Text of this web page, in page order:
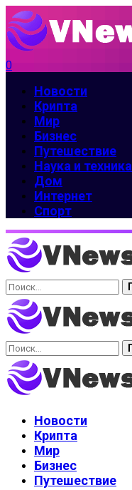
0
Новости
Крипта
Мир
Бизнес
Путешествие
Наука и техника
Дом
Интернет
Спорт
Найти:
Найти:
Новости
Крипта
Мир
Бизнес
Путешествие